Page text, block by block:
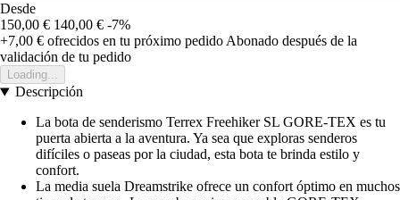
Desde
150,00 € 140,00 € -7%
+7,00 € ofrecidos en tu próximo pedidoAbonado después de la
validación de tu pedido
Loading...
Descripción
La bota de senderismo Terrex Freehiker SL GORE-TEX es tu
puerta abierta a la aventura. Ya sea que exploras senderos
difíciles o paseas por la ciudad, esta bota te brinda estilo y
confort.
La media suela Dreamstrike ofrece un confort óptimo en muchos